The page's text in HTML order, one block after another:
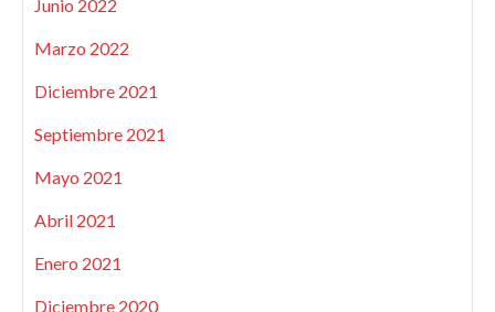
Junio 2022
Marzo 2022
Diciembre 2021
Septiembre 2021
Mayo 2021
Abril 2021
Enero 2021
Diciembre 2020